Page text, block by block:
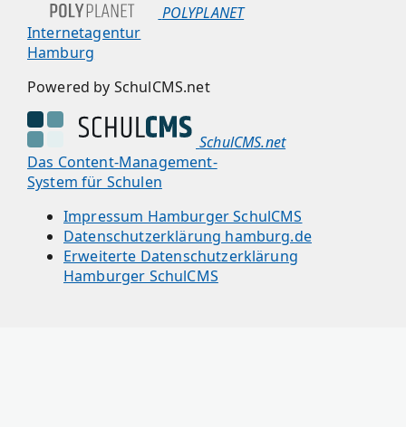
POLYPLANET
Internetagentur
Hamburg
Powered by SchulCMS.net
SchulCMS.net
Das Content-Management-
System für Schulen
Impressum Hamburger SchulCMS
Datenschutzerklärung hamburg.de
Erweiterte Datenschutzerklärung
Hamburger SchulCMS